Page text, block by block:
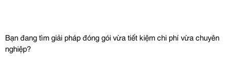
Bạn đang tìm giải pháp đóng gói vừa tiết kiệm chi phí vừa chuyên
nghiệp?